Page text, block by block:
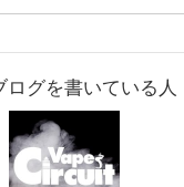
ログを書いている人